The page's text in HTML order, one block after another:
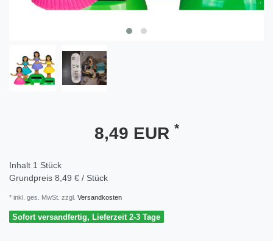
8,49 EUR *
Inhalt 1 Stück
Grundpreis 8,49 € / Stück
* inkl. ges. MwSt. zzgl. Versandkosten
Sofort versandfertig, Lieferzeit 2-3 Tage